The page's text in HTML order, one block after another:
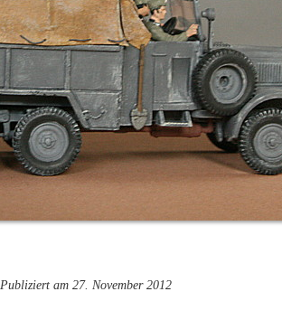
Publiziert am 27. November 2012